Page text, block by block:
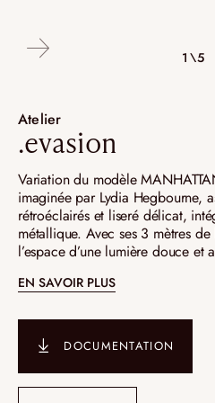
1\5
2\5
3\5
4\5
5\5
Atelier
.evasion
Variation du modèle
imaginée par Lydia Hegbourne,
rétroéclairés et liseré délicat,
métallique. Avec ses 3 mètres
l’espace d’une lumière douce et
EN SAVOIR PLUS
DOCUMENTATION